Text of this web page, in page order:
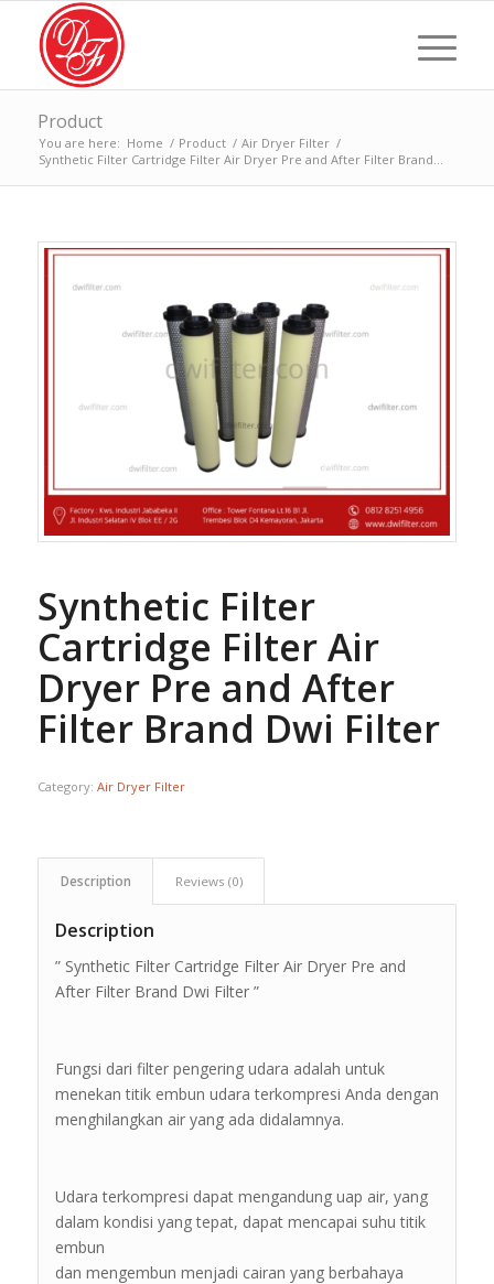
Product
You are here: Home / Product / Air Dryer Filter /
Synthetic Filter Cartridge Filter Air Dryer Pre and After Filter Brand...
Synthetic Filter
Cartridge Filter Air
Dryer Pre and After
Filter Brand Dwi Filter
Category: Air Dryer Filter
Description Reviews (0)
Description
” Synthetic Filter Cartridge Filter Air Dryer Pre and
After Filter Brand Dwi Filter ”
Fungsi dari filter pengering udara adalah untuk
menekan titik embun udara terkompresi Anda dengan
menghilangkan air yang ada didalamnya.
Udara terkompresi dapat mengandung uap air, yang
dalam kondisi yang tepat, dapat mencapai suhu titik
embun
dan mengembun menjadi cairan yang berbahaya